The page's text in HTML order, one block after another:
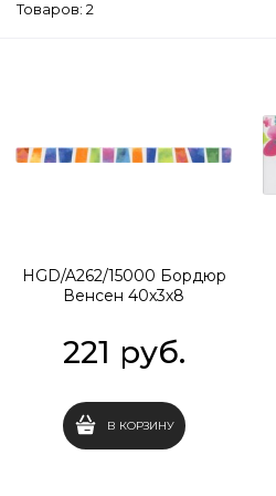
Товаров: 2
HGD/A262/15000 Бордюр
Венсен 40х3х8
221 руб.
В КОРЗИНУ